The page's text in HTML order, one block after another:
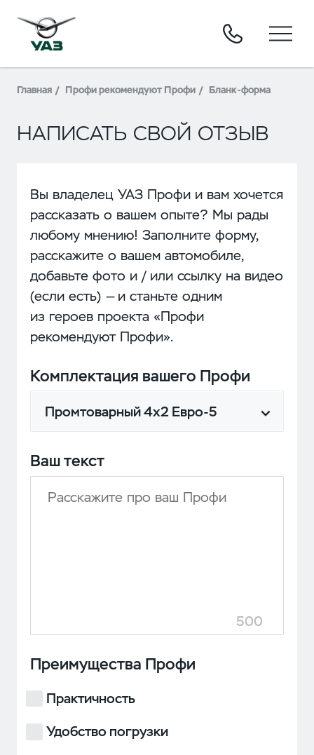
Главная Профи рекомендуют Профи Бланк-форма
НАПИСАТЬ СВОЙ ОТЗЫВ
Вы владелец УАЗ Профи и вам хочется
рассказать о вашем опыте? Мы рады
любому мнению! Заполните форму,
расскажите о вашем автомобиле,
добавьте фото и / или ссылку на видео
(если есть) — и станьте одним
из героев проекта «Профи
рекомендуют Профи».
Комплектация вашего Профи
Промтоварный 4х2 Евро-5
Ваш текст
500
Преимущества Профи
Практичность
Удобство погрузки